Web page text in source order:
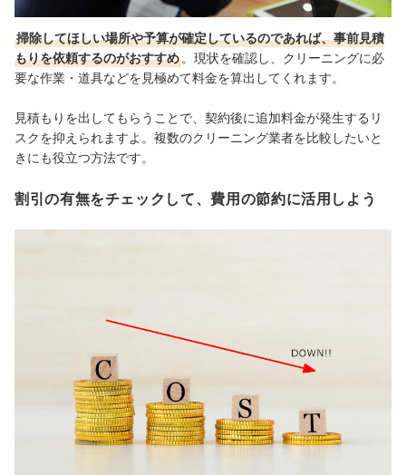
掃除してほしい場所や予算が確定しているのであれば、事前見積
もりを依頼するのがおすすめ。現状を確認し、クリーニングに必
要な作業・道具などを見極めて料金を算出してくれます。
見積もりを出してもらうことで、契約後に追加料金が発生するリ
スクを抑えられますよ。複数のクリーニング業者を比較したいと
きにも役立つ方法です。
割引の有無をチェックして、費用の節約に活用しよう